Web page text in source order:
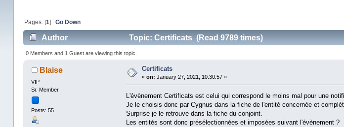
Pages: [1]Go Down
Author Topic: Certificats (Read 9789 times)
0 Members and 1 Guest are viewing this topic.
Blaise
VIP
Sr. Member
Posts: 55
Certificats
«on: January 27, 2021, 10:30:57 »
L'évènement Certificats est celui qui correspond le moins mal pour une
Je le choisis donc par Cygnus dans la fiche de l'entité concernée et
Surprise je le retrouve dans la fiche du conjoint.
Les entités sont donc présélectionnées et imposées suivant l'évènement ?